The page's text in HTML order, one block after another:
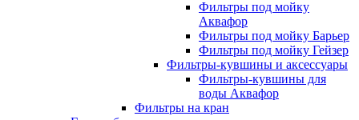
Фильтры под мойку
Аквафор
Фильтры под мойку Барьер
Фильтры под мойку Гейзер
Фильтры-кувшины и аксессуары
Фильтры-кувшины для
воды Аквафор
Фильтры на кран